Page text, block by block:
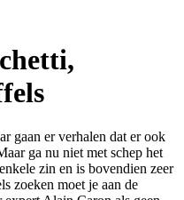
gaan er verhalen dat er ook
ga nu niet met schep het
zin en is bovendien zeer
zoeken moet je aan de